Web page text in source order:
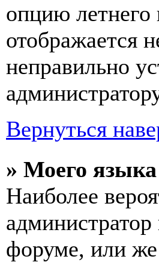
опцию летнего
отображается
неправильно
Вернуться
» Моего
Наиболее
форуме, или